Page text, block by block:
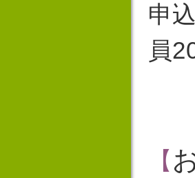
申
員
【